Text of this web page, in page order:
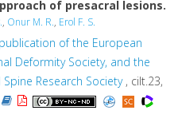
of presacral lesions.
, Onur M. R., Erol F. S.
of the European
Deformity Society, and the
Research Society, cilt.23,